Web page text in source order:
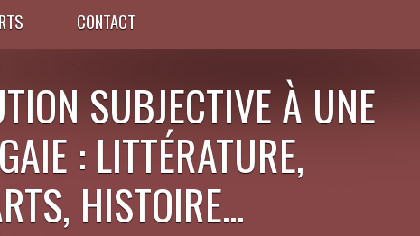
CONTACT
SUBJECTIVE À UNE
: LITTÉRATURE,
HISTOIRE...